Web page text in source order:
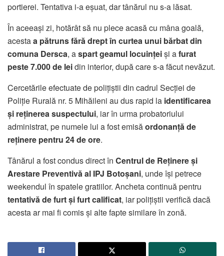
portierei. Tentativa i-a eșuat, dar tânărul nu s-a lăsat.
În aceeași zi, hotărât să nu plece acasă cu mâna goală,
acestaa pătruns fără drept în curtea unui bărbat din
comuna Dersca, aspart geamul locuințeiși afurat
peste 7.000 de leidin interior, după care s-a făcut nevăzut.
Cercetările efectuate de polițiștii din cadrul Secției de
Poliție Rurală nr. 5 Mihăileni au dus rapid la identificarea
și reținerea suspectului, iar în urma probatoriului
administrat, pe numele lui a fost emisăordonanță de
reținere pentru 24 de ore.
Tânărul a fost condus direct în Centrul de Reținere și
Arestare Preventivă al IPJ Botoșani, unde își petrece
weekendul în spatele gratiilor. Ancheta continuă pentru
tentativă de furt și furt calificat, iar polițiștii verifică dacă
acesta ar mai fi comis și alte fapte similare în zonă.